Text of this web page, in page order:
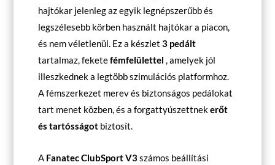
hajtókar jelenleg az egyik legnépszerűbb és
legszélesebb körben használt hajtókar a piacon,
és nem véletlenül. Ez a készlet3 pedált
tartalmaz, feketefémfelülettel, amelyek jól
illeszkednek a legtöbb szimulációs platformhoz.
A fémszerkezet merev és biztonságos pedálokat
tart menet közben, és a forgattyúszettnekerőt
és tartósságot biztosít.
A Fanatec ClubSport V3számos beállítási